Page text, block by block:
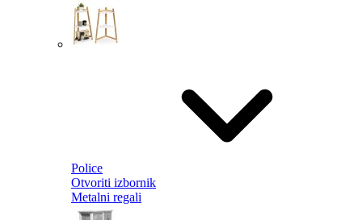
Police
Otvoriti izbornik
Metalni regali